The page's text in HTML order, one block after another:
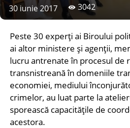
30 iunie 2017 3042
Peste 30 experți ai Biroului
ai altor ministere și agenții,
lucru antrenate în procesul de
transnistreană în domeniile
economiei, mediului
crimelor, au luat parte la
sporească capacitățile de
acestora.